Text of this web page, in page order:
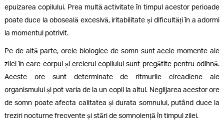
epuizarea copilului. Prea multă activitate în timpul acestor perioade
poate duce la oboseală excesivă, iritabilitate și dificultăți în a adormi
la momentul potrivit.
Pe de altă parte, orele biologice de somn sunt acele momente ale
zilei în care corpul și creierul copilului sunt pregătite pentru odihnă.
Aceste ore sunt determinate de ritmurile circadiene ale
organismului și pot varia de la un copil la altul. Neglijarea acestor ore
de somn poate afecta calitatea și durata somnului, putând duce la
treziri nocturne frecvente și stări de somnolență în timpul zilei.